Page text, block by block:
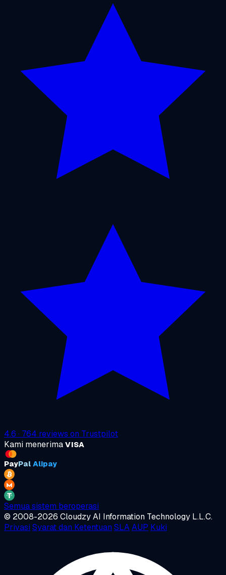
4.6 · 764 reviews on Trustpilot
Kami menerima VISA
PayPal Alipay
Semua sistem beroperasi
© 2008-2026 Cloudzy AI Information Technology L.L.C.
Privasi Syarat dan Ketentuan SLAAUP Kuki